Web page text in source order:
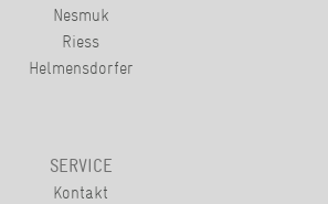
Nesmuk
Riess
Helmensdorfer
SERVICE
Kontakt